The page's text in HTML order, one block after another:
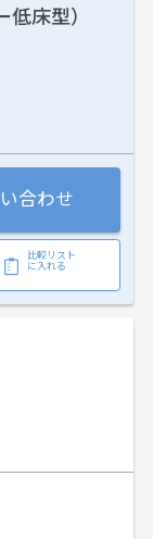
床型）
合わせ
比較リスト
に入れる